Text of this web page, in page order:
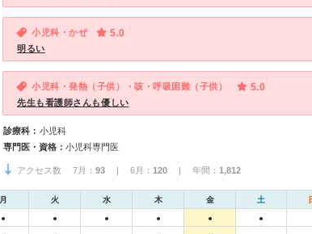
小児科・かぜ 5.0
明るい
小児科・発熱（子供）・咳・呼吸困難（子供） 5.0
先生も看護師さんも優しい
診療科： 小児科
専門医・資格： 小児科専門医
アクセス数 7月： 93 | 6月： 120 | 年間： 1,812
月 火 水 木 金 土
● ● ● ● ● ●